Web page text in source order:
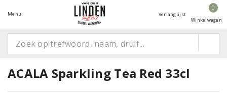
Menu Verlanglijst
0
Winkelwagen
ACALA Sparkling Tea Red 33cl